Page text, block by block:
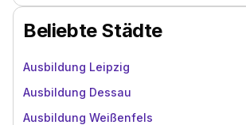
Beliebte Städte
Ausbildung Leipzig
Ausbildung Dessau
Ausbildung Weißenfels